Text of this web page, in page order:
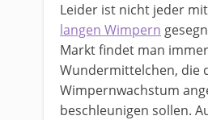
Leider ist nicht jeder
langen Wimpern
Markt findet man
Wundermittelchen, die
Wimpernwachstum
beschleunigen sollen.